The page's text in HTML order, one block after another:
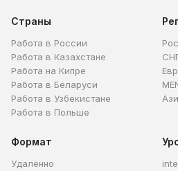
Страны
Работа в России
Работа в Казахстане
Работа на Кипре
Работа в Беларуси
Работа в Узбекистане
Работа в Польше
Формат
Удалённо